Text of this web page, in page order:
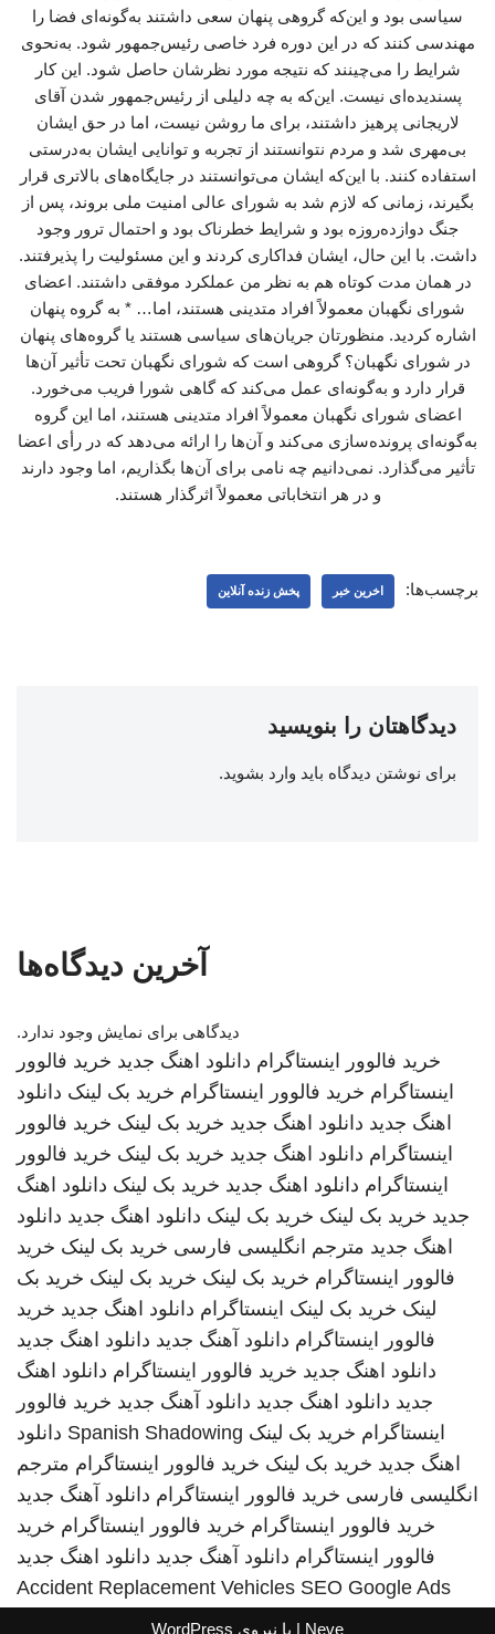
سیاسی بود و این‌که گروهی پنهان سعی داشتند به‌گونه‌ای فضا را
مهندسی کنند که در این دوره فرد خاصی رئیس‌جمهور شود. به‌نحوی
شرایط را می‌چینند که نتیجه مورد نظرشان حاصل شود. این کار
پسندیده‌ای نیست. این‌که به چه دلیلی از رئیس‌جمهور شدن آقای
لاریجانی پرهیز داشتند، برای ما روشن نیست، اما در حق ایشان
بی‌مهری شد و مردم نتوانستند از تجربه و توانایی ایشان به‌درستی
استفاده کنند. با این‌که ایشان می‌توانستند در جایگاه‌های بالاتری قرار
بگیرند، زمانی که لازم شد به شورای عالی امنیت ملی بروند، پس از
جنگ دوازده‌روزه بود و شرایط خطرناک بود و احتمال ترور وجود
داشت. با این حال، ایشان فداکاری کردند و این مسئولیت را پذیرفتند.
در همان مدت کوتاه هم به نظر من عملکرد موفقی داشتند. اعضای
شورای نگهبان معمولاً افراد متدینی هستند، اما… * به گروه پنهان
اشاره کردید. منظورتان جریان‌های سیاسی هستند یا گروه‌های پنهان
در شورای نگهبان؟ گروهی است که شورای نگهبان تحت تأثیر آن‌ها
قرار دارد و به‌گونه‌ای عمل می‌کند که گاهی شورا فریب می‌خورد.
اعضای شورای نگهبان معمولاً افراد متدینی هستند، اما این گروه
به‌گونه‌ای پرونده‌سازی می‌کند و آن‌ها را ارائه می‌دهد که در رأی اعضا
تأثیر می‌گذارد. نمی‌دانیم چه نامی برای آن‌ها بگذاریم، اما وجود دارند
و در هر انتخاباتی معمولاً اثرگذار هستند.
برچسب‌ها: اخرین خبر پخش زنده آنلاین
دیدگاهتان را بنویسید
برای نوشتن دیدگاه باید وارد بشوید.
آخرین دیدگاه‌ها
دیدگاهی برای نمایش وجود ندارد.
خرید فالوور اینستاگرام دانلود اهنگ جدید خرید فالوور
اینستاگرام خرید فالوور اینستاگرام خرید بک لینک دانلود
اهنگ جدید دانلود اهنگ جدید خرید بک لینک خرید فالوور
اینستاگرام دانلود اهنگ جدید خرید بک لینک خرید فالوور
اینستاگرام دانلود اهنگ جدید خرید بک لینک دانلود اهنگ
جدید خرید بک لینک خرید بک لینک دانلود اهنگ جدید دانلود
اهنگ جدید مترجم انگلیسی فارسی خرید بک لینک خرید
فالوور اینستاگرام خرید بک لینک خرید بک لینک خرید بک
لینک خرید بک لینک اینستاگرام دانلود اهنگ جدید خرید
فالوور اینستاگرام دانلود آهنگ جدید دانلود اهنگ جدید
دانلود اهنگ جدید خرید فالوور اینستاگرام دانلود اهنگ
جدید دانلود اهنگ جدید دانلود آهنگ جدید خرید فالوور
اینستاگرام خرید بک لینک Spanish Shadowing دانلود
اهنگ جدید خرید بک لینک خرید فالوور اینستاگرام مترجم
انگلیسی فارسی خرید فالوور اینستاگرام دانلود آهنگ جدید
خرید فالوور اینستاگرام خرید فالوور اینستاگرام خرید
فالوور اینستاگرام دانلود آهنگ جدید دانلود اهنگ جدید
Accident Replacement Vehicles SEO Google Ads
Neve | با نیروی WordPress